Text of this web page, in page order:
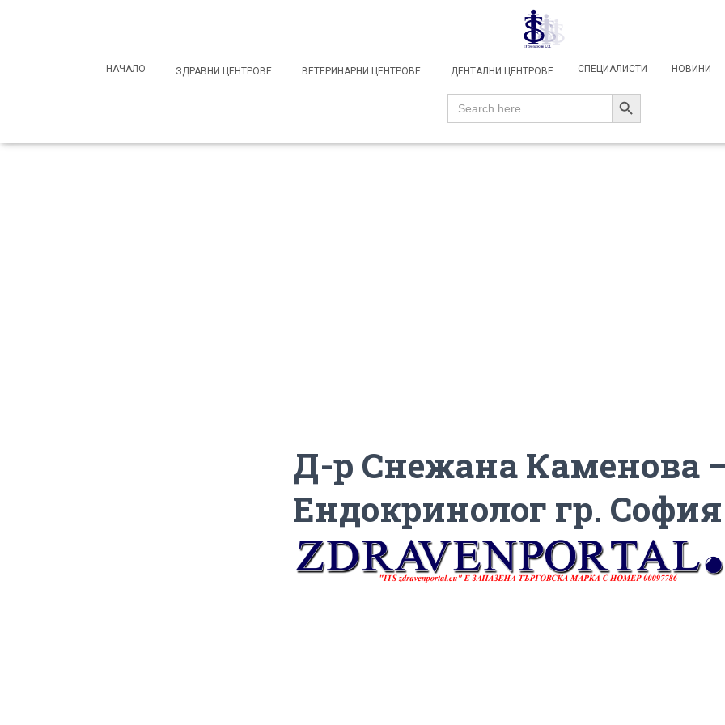
НАЧАЛО ЗДРАВНИ ЦЕНТРОВЕ ВЕТЕРИНАРНИ ЦЕНТРОВЕ ДЕНТАЛНИ ЦЕНТРОВЕ СПЕЦИАЛИСТИ НОВИНИ
Search
SEARCH BUTTON
Д-р Снежана Каменова
Ендокринолог гр. София